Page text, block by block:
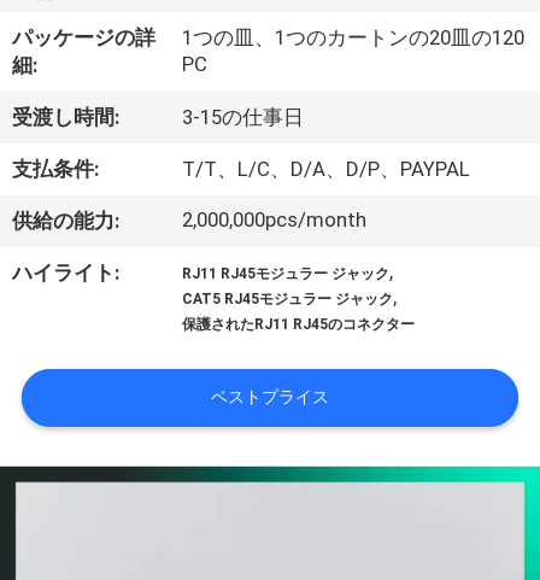
に
つ
い
て
工
旅
行
パッケージの詳
細:
1つの皿、1つのカートンの20皿の120
PC
受渡し時間: 3-15の仕事日
支払条件: T/T、L/C、D/A、D/P、PAYPAL
供給の能力: 2,000,000pcs/month
ハイライト: RJ11 RJ45モジュラー ジャック,
CAT5 RJ45モジュラー ジャック,
保護されたRJ11 RJ45のコネクター
ベストプライス